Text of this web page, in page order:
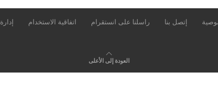
إتصل بنا راسلنا على انستقرام اتفاقية الاستخدام
العودة إلى الأعلى